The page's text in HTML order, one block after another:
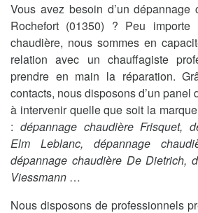
Vous avez besoin d’un dépannage
Rochefort (01350) ? Peu
chaudière, nous sommes en
relation avec un chauffagiste
prendre en main la réparation.
contacts, nous disposons d’un panel
à intervenir quelle que soit la
: dépannage chaudière Frisquet,
Elm Leblanc, dépannage
dépannage chaudière De Dietrich,
Viessmann …
Nous disposons de professionnels